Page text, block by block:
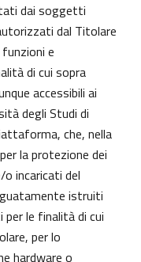
dai soggetti
dal Titolare
e
di cui sopra
accessibili ai
degli Studi di
che, nella
la protezione dei
incaricati del
istruiti
per le finalità di cui
per lo
hardware o